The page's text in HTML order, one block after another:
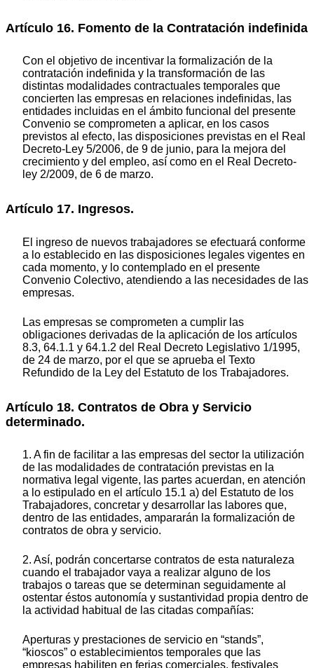
Artículo 16. Fomento de la Contratación indefinida
Con el objetivo de incentivar la formalización de la
contratación indefinida y la transformación de las
distintas modalidades contractuales temporales que
concierten las empresas en relaciones indefinidas, las
entidades incluidas en el ámbito funcional del presente
Convenio se comprometen a aplicar, en los casos
previstos al efecto, las disposiciones previstas en el Real
Decreto-Ley 5/2006, de 9 de junio, para la mejora del
crecimiento y del empleo, así como en el Real Decreto-
ley 2/2009, de 6 de marzo.
Artículo 17. Ingresos.
El ingreso de nuevos trabajadores se efectuará conforme
a lo establecido en las disposiciones legales vigentes en
cada momento, y lo contemplado en el presente
Convenio Colectivo, atendiendo a las necesidades de las
empresas.
Las empresas se comprometen a cumplir las
obligaciones derivadas de la aplicación de los artículos
8.3, 64.1.1 y 64.1.2 del Real Decreto Legislativo 1/1995,
de 24 de marzo, por el que se aprueba el Texto
Refundido de la Ley del Estatuto de los Trabajadores.
Artículo 18. Contratos de Obra y Servicio
determinado.
1. A fin de facilitar a las empresas del sector la utilización
de las modalidades de contratación previstas en la
normativa legal vigente, las partes acuerdan, en atención
a lo estipulado en el artículo 15.1 a) del Estatuto de los
Trabajadores, concretar y desarrollar las labores que,
dentro de las entidades, ampararán la formalización de
contratos de obra y servicio.
2. Así, podrán concertarse contratos de esta naturaleza
cuando el trabajador vaya a realizar alguno de los
trabajos o tareas que se determinan seguidamente al
ostentar éstos autonomía y sustantividad propia dentro de
la actividad habitual de las citadas compañías:
Aperturas y prestaciones de servicio en “stands”,
“kioscos” o establecimientos temporales que las
empresas habiliten en ferias comerciales, festivales